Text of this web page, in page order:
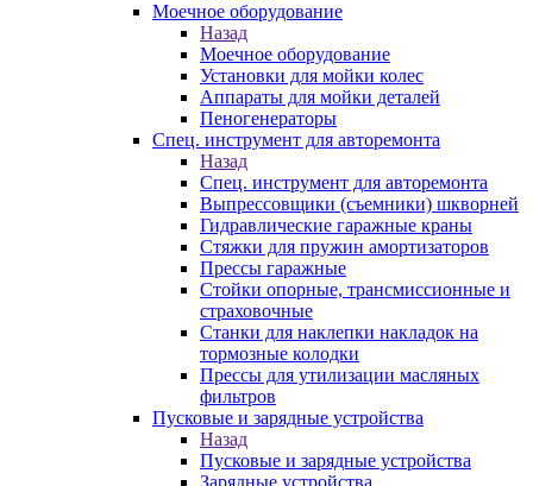
Моечное оборудование
Назад
Моечное оборудование
Установки для мойки колес
Аппараты для мойки деталей
Пеногенераторы
Спец. инструмент для авторемонта
Назад
Спец. инструмент для авторемонта
Выпрессовщики (съемники) шкворней
Гидравлические гаражные краны
Стяжки для пружин амортизаторов
Прессы гаражные
Стойки опорные, трансмиссионные и
страховочные
Станки для наклепки накладок на
тормозные колодки
Прессы для утилизации масляных
фильтров
Пусковые и зарядные устройства
Назад
Пусковые и зарядные устройства
Зарядные устройства